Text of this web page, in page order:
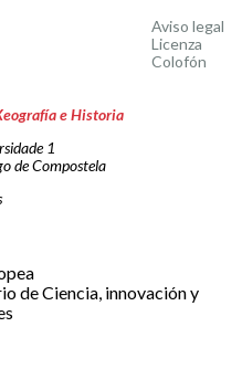
Aviso legal
Licenza
Colofón
e Historia
1
de Compostela